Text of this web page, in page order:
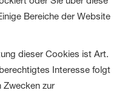
Bereiche der Website
dieser Cookies ist Art.
Interesse folgt
Zwecken zur